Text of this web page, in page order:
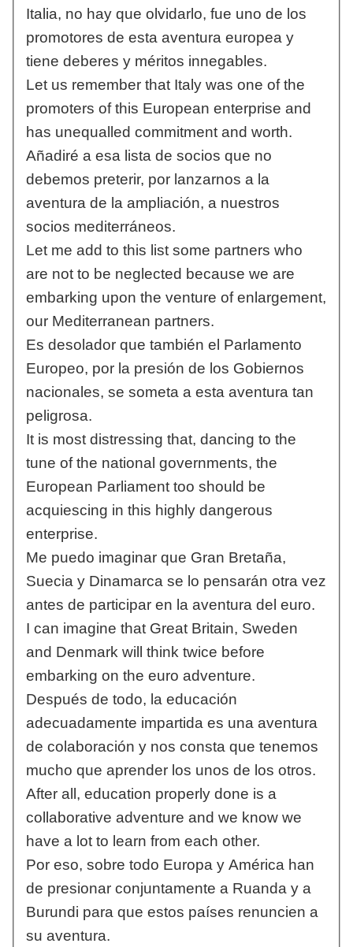
Italia, no hay que olvidarlo, fue uno de los
promotores de esta aventura europea y
tiene deberes y méritos innegables.
Let us remember that Italy was one of the
promoters of this European enterprise and
has unequalled commitment and worth.
Añadiré a esa lista de socios que no
debemos preterir, por lanzarnos a la
aventura de la ampliación, a nuestros
socios mediterráneos.
Let me add to this list some partners who
are not to be neglected because we are
embarking upon the venture of enlargement,
our Mediterranean partners.
Es desolador que también el Parlamento
Europeo, por la presión de los Gobiernos
nacionales, se someta a esta aventura tan
peligrosa.
It is most distressing that, dancing to the
tune of the national governments, the
European Parliament too should be
acquiescing in this highly dangerous
enterprise.
Me puedo imaginar que Gran Bretaña,
Suecia y Dinamarca se lo pensarán otra vez
antes de participar en la aventura del euro.
I can imagine that Great Britain, Sweden
and Denmark will think twice before
embarking on the euro adventure.
Después de todo, la educación
adecuadamente impartida es una aventura
de colaboración y nos consta que tenemos
mucho que aprender los unos de los otros.
After all, education properly done is a
collaborative adventure and we know we
have a lot to learn from each other.
Por eso, sobre todo Europa y América han
de presionar conjuntamente a Ruanda y a
Burundi para que estos países renuncien a
su aventura.